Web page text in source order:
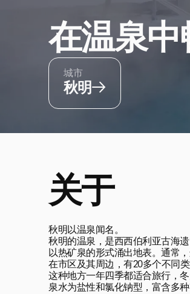
在温泉中
城市
秋明
关于
秋明以温泉闻名。
秋明的温泉，是西西伯利亚古海
以热矿泉的形式涌出地表。通常，
在市区及其周边，有20多个不同
这种地方一年四季都适合旅行，
泉水为盐性和氯化钠型，富含多